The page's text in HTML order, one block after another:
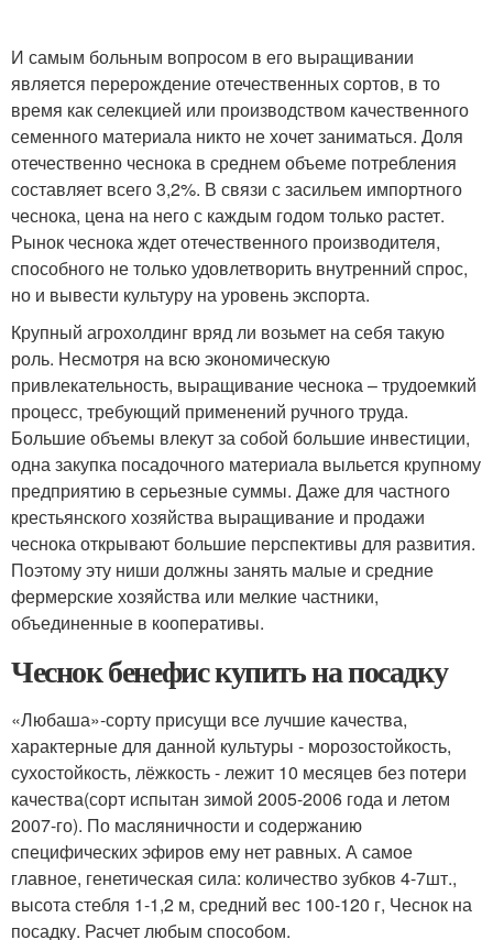
И самым больным вопросом в его выращивании
является перерождение отечественных сортов, в то
время как селекцией или производством качественного
семенного материала никто не хочет заниматься. Доля
отечественно чеснока в среднем объеме потребления
составляет всего 3,2%. В связи с засильем импортного
чеснока, цена на него с каждым годом только растет.
Рынок чеснока ждет отечественного производителя,
способного не только удовлетворить внутренний спрос,
но и вывести культуру на уровень экспорта.
Крупный агрохолдинг вряд ли возьмет на себя такую
роль. Несмотря на всю экономическую
привлекательность, выращивание чеснока – трудоемкий
процесс, требующий применений ручного труда.
Большие объемы влекут за собой большие инвестиции,
одна закупка посадочного материала выльется крупному
предприятию в серьезные суммы. Даже для частного
крестьянского хозяйства выращивание и продажи
чеснока открывают большие перспективы для развития.
Поэтому эту ниши должны занять малые и средние
фермерские хозяйства или мелкие частники,
объединенные в кооперативы.
Чеснок бенефис купить на посадку
«Любаша»-сорту присущи все лучшие качества,
характерные для данной культуры - морозостойкость,
сухостойкость, лёжкость - лежит 10 месяцев без потери
качества(сорт испытан зимой 2005-2006 года и летом
2007-го). По масляничности и содержанию
специфических эфиров ему нет равных. А самое
главное, генетическая сила: количество зубков 4-7шт.,
высота стебля 1-1,2 м, средний вес 100-120 г, Чеснок на
посадку. Расчет любым способом.